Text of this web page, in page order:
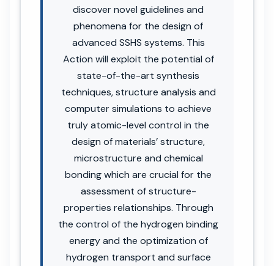
discover novel guidelines and
phenomena for the design of
advanced SSHS systems. This
Action will exploit the potential of
state-of-the-art synthesis
techniques, structure analysis and
computer simulations to achieve
truly atomic-level control in the
design of materials’ structure,
microstructure and chemical
bonding which are crucial for the
assessment of structure-
properties relationships. Through
the control of the hydrogen binding
energy and the optimization of
hydrogen transport and surface